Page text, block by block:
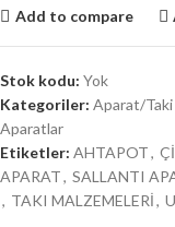
Add to compare
Stok kodu: Yok
Kategoriler: Aparat/
Aparatlar
Etiketler: AHTAPOT,
APARAT, SALLANTI
, TAKI MALZEMELERİ,